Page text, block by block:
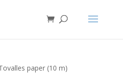
paper (10 m)